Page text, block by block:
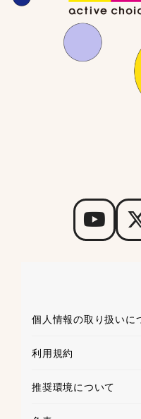
個人情報の取り扱いに
利用規約
推奨環境について